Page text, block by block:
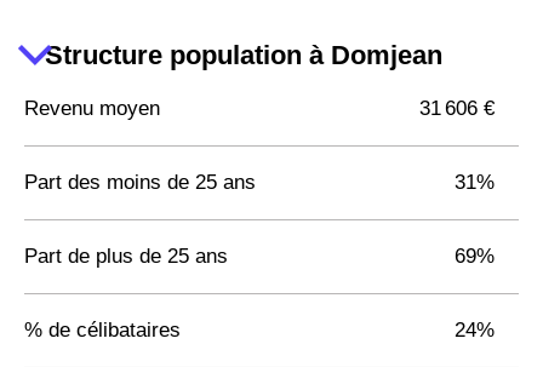
Structure population à Domjean
Revenu moyen 31 606 €
Part des moins de 25 ans 31%
Part de plus de 25 ans 69%
% de célibataires 24%